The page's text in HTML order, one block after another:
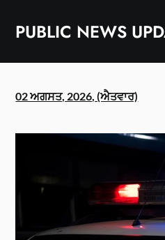
contentPUBLIC NEWS
02 ਅਗਸਤ, 2026, (ਐਤਵਾਰ)